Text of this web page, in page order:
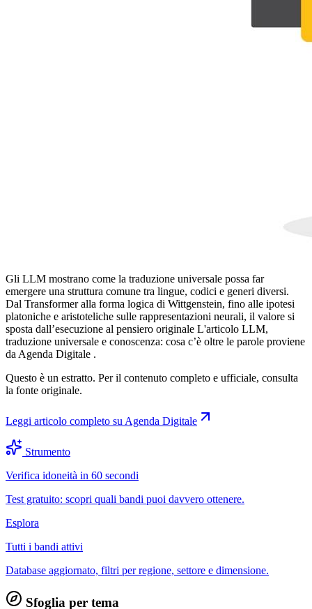
Gli LLM mostrano come la traduzione universale possa far
emergere una struttura comune tra lingue, codici e generi diversi.
Dal Transformer alla forma logica di Wittgenstein, fino alle ipotesi
platoniche e aristoteliche sulle rappresentazioni neurali, il valore si
sposta dall’esecuzione al pensiero originale L'articolo LLM,
traduzione universale e conoscenza: cosa c’è oltre le parole proviene
da Agenda Digitale .
Questo è un estratto. Per il contenuto completo e ufficiale, consulta
la fonte originale.
Leggi articolo completo su Agenda Digitale
Strumento
Verifica idoneità in 60 secondi
Test gratuito: scopri quali bandi puoi davvero ottenere.
Esplora
Tutti i bandi attivi
Database aggiornato, filtri per regione, settore e dimensione.
Sfoglia per tema